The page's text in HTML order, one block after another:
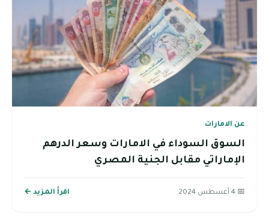
عن الامارات
السوق السوداء في الامارات وسعر الدرهم
الإماراتي مقابل الجنية المصري
📅 4 أغسطس 2024 اقرأ المزيد ←